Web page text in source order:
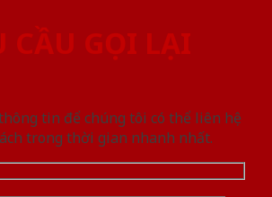
CẦU GỌI LẠI
tin để chúng tôi có thể liên hệ
trong thời gian nhanh nhất.